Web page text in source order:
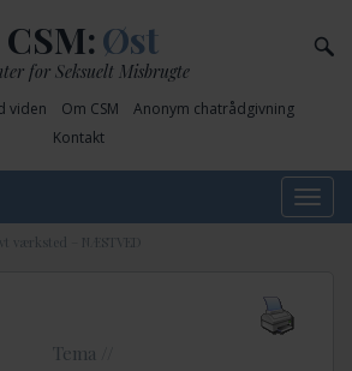
CSM:Øst
for Seksuelt Misbrugte
viden Om CSM
Anonym chatrådgivning
Kontakt
Toggle
værksted – NÆSTVED
Tema //